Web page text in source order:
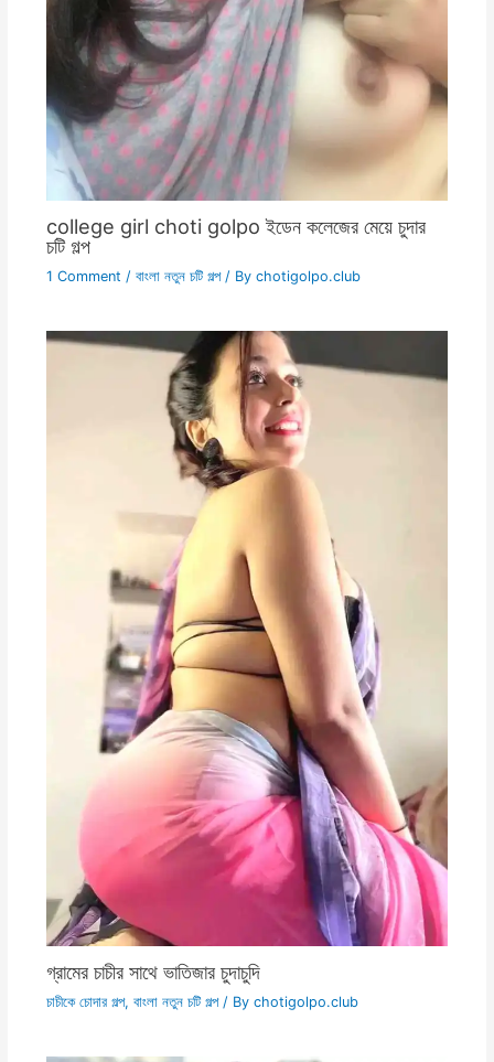
college girl choti golpo ইডেন কলেজের মেয়ে চুদার
চটি গল্প
1 Comment / বাংলা নতুন চটি গল্প/ By chotigolpo.club
গ্রামের চাচীর সাথে ভাতিজার চুদাচুদি
চাচীকে চোদার গল্প, বাংলা নতুন চটি গল্প/ By chotigolpo.club